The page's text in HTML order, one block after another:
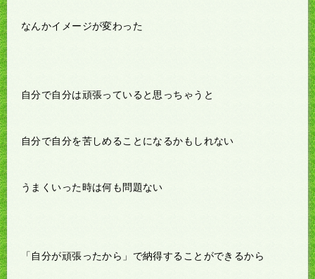
なんかイメージが変わった
自分で自分は頑張っていると思っちゃうと
自分で自分を苦しめることになるかもしれない
うまくいった時は何も問題ない
「自分が頑張ったから」で納得することができるから